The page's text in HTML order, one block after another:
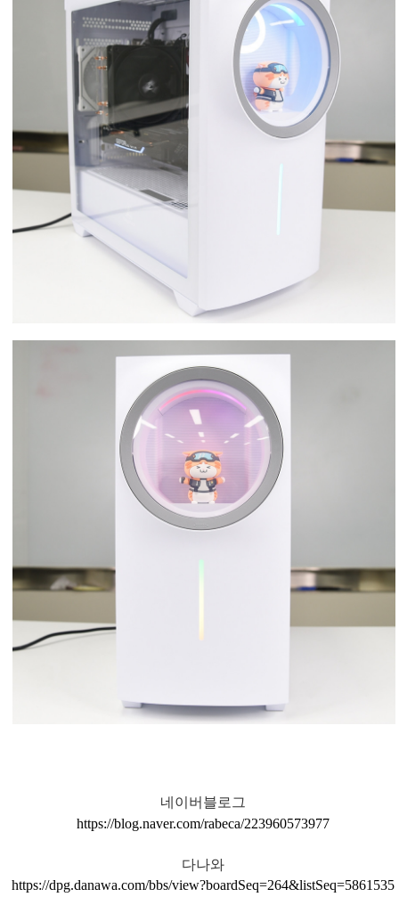
네이버블로그
https://blog.naver.com/rabeca/223960573977
다나와
https://dpg.danawa.com/bbs/view?boardSeq=264&listSeq=5861535